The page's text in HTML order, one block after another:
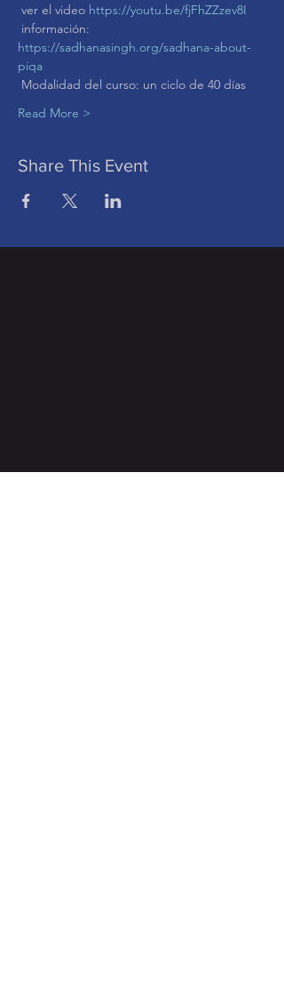
ver el video https://youtu.be/fjFhZZzev8I
información:
https://sadhanasingh.org/sadhana-about-
piqa
Modalidad del curso: un ciclo de 40 días
Read More >
Share This Event